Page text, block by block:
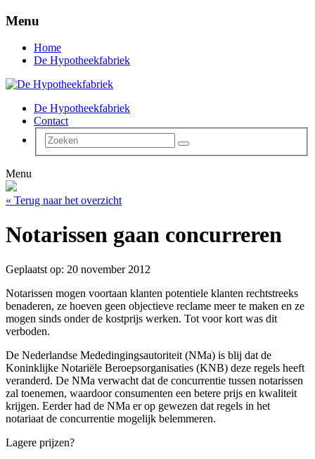
Menu
Home
De Hypotheekfabriek
De Hypotheekfabriek
Contact
Menu
« Terug naar het overzicht
Notarissen gaan concurreren
Geplaatst op: 20 november 2012
Notarissen mogen voortaan klanten potentiele klanten rechtstreeks
benaderen, ze hoeven geen objectieve reclame meer te maken en ze
mogen sinds onder de kostprijs werken. Tot voor kort was dit
verboden.
De Nederlandse Mededingingsautoriteit (NMa) is blij dat de
Koninklijke Notariële Beroepsorganisaties (KNB) deze regels heeft
veranderd. De NMa verwacht dat de concurrentie tussen notarissen
zal toenemen, waardoor consumenten een betere prijs en kwaliteit
krijgen. Eerder had de NMa er op gewezen dat regels in het
notariaat de concurrentie mogelijk belemmeren.
Lagere prijzen?